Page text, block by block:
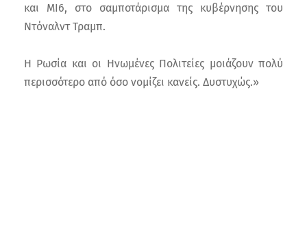
και MI6, στο σαμποτάρισμα της κυβέρνησης του
Ντόναλντ Τραμπ.
Η Ρωσία και οι Ηνωμένες Πολιτείες μοιάζουν πολύ
περισσότερο από όσο νομίζει κανείς. Δυστυχώς.»